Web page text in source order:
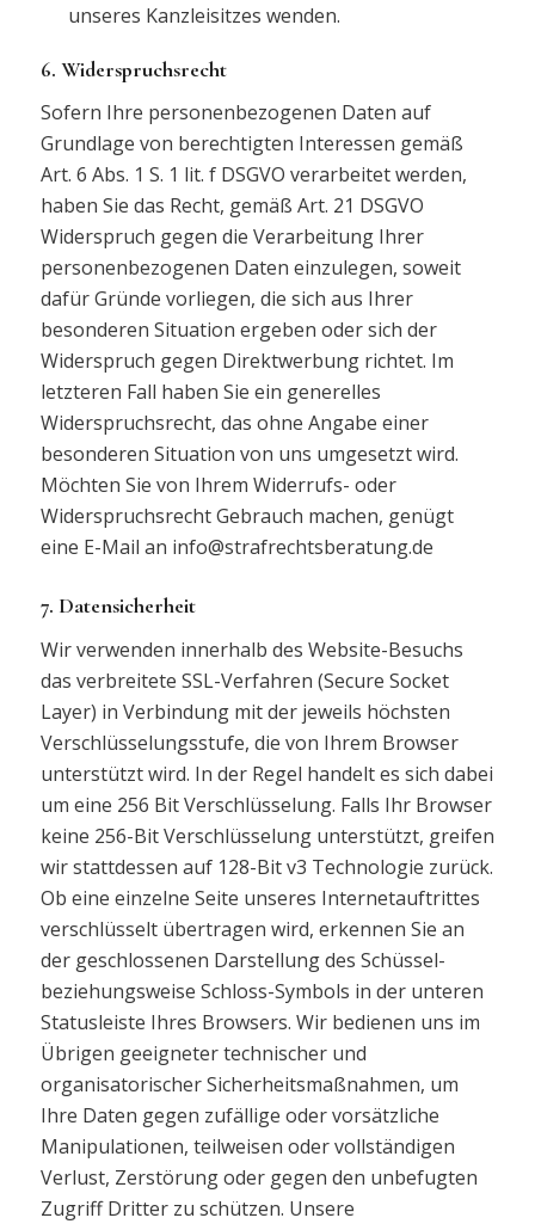
unseres Kanzleisitzes wenden.
6. Widerspruchsrecht
Sofern Ihre personenbezogenen Daten auf
Grundlage von berechtigten Interessen gemäß
Art. 6 Abs. 1 S. 1 lit. f DSGVO verarbeitet werden,
haben Sie das Recht, gemäß Art. 21 DSGVO
Widerspruch gegen die Verarbeitung Ihrer
personenbezogenen Daten einzulegen, soweit
dafür Gründe vorliegen, die sich aus Ihrer
besonderen Situation ergeben oder sich der
Widerspruch gegen Direktwerbung richtet. Im
letzteren Fall haben Sie ein generelles
Widerspruchsrecht, das ohne Angabe einer
besonderen Situation von uns umgesetzt wird.
Möchten Sie von Ihrem Widerrufs- oder
Widerspruchsrecht Gebrauch machen, genügt
eine E-Mail an info@strafrechtsberatung.de
7. Datensicherheit
Wir verwenden innerhalb des Website-Besuchs
das verbreitete SSL-Verfahren (Secure Socket
Layer) in Verbindung mit der jeweils höchsten
Verschlüsselungsstufe, die von Ihrem Browser
unterstützt wird. In der Regel handelt es sich dabei
um eine 256 Bit Verschlüsselung. Falls Ihr Browser
keine 256-Bit Verschlüsselung unterstützt, greifen
wir stattdessen auf 128-Bit v3 Technologie zurück.
Ob eine einzelne Seite unseres Internetauftrittes
verschlüsselt übertragen wird, erkennen Sie an
der geschlossenen Darstellung des Schüssel-
beziehungsweise Schloss-Symbols in der unteren
Statusleiste Ihres Browsers. Wir bedienen uns im
Übrigen geeigneter technischer und
organisatorischer Sicherheitsmaßnahmen, um
Ihre Daten gegen zufällige oder vorsätzliche
Manipulationen, teilweisen oder vollständigen
Verlust, Zerstörung oder gegen den unbefugten
Zugriff Dritter zu schützen. Unsere